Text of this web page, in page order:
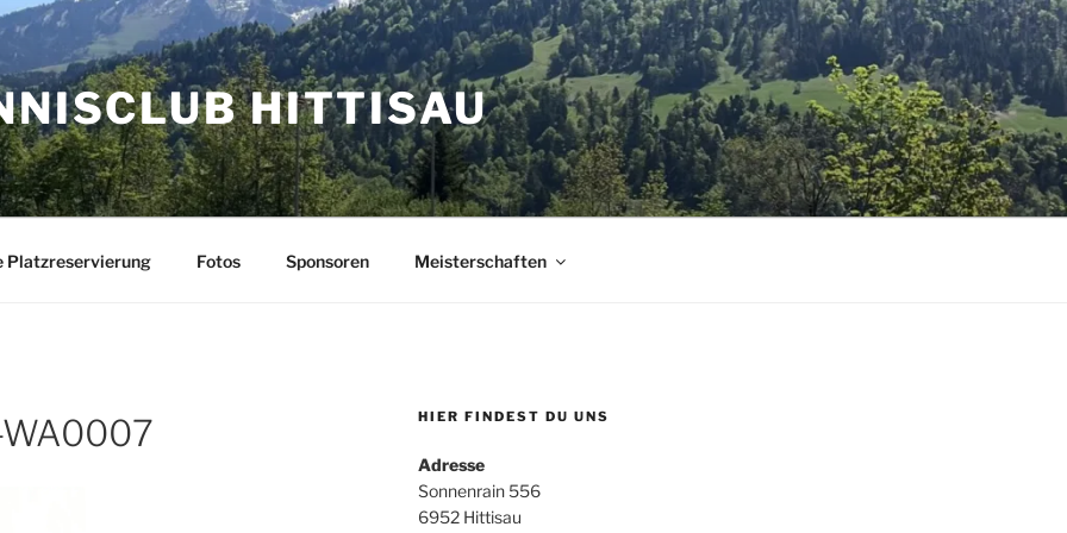
HITTISAU
Platzreservierung Fotos Sponsoren Meisterschaften
HIER FINDEST DU UNS
Adresse
Sonnenrain 556
6952 Hittisau